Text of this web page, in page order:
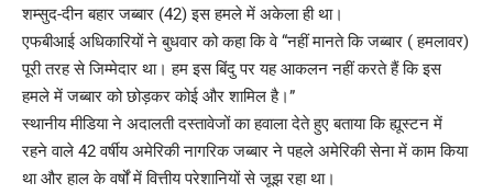
शम्सुद-दीन बहार जब्बार (42) इस हमले में अकेला ही था।
एफबीआई अधिकारियों ने बुधवार को कहा कि वे “नहीं मानते कि जब्बार ( हमलावर)
पूरी तरह से जिम्मेदार था। हम इस बिंदु पर यह आकलन नहीं करते हैं कि इस
हमले में जब्बार को छोड़कर कोई और शामिल है।”
स्थानीय मीडिया ने अदालती दस्तावेजों का हवाला देते हुए बताया कि ह्यूस्टन में
रहने वाले 42 वर्षीय अमेरिकी नागरिक जब्बार ने पहले अमेरिकी सेना में काम किया
था और हाल के वर्षों में वित्तीय परेशानियों से जूझ रहा था।